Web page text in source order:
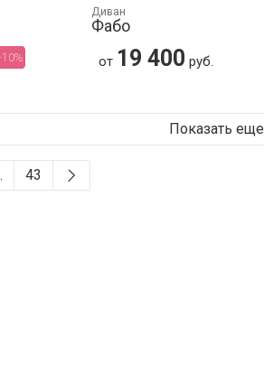
Диван
Фабо
от 19 400 руб.
Показать еще
43